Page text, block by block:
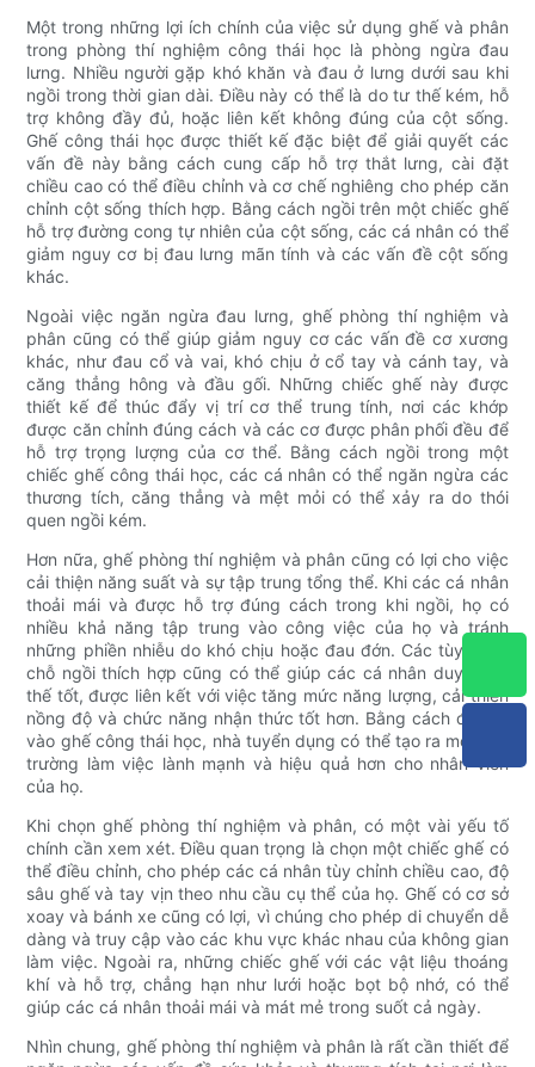
Một trong những lợi ích chính của việc sử dụng ghế và phân
trong phòng thí nghiệm công thái học là phòng ngừa đau
lưng. Nhiều người gặp khó khăn và đau ở lưng dưới sau khi
ngồi trong thời gian dài. Điều này có thể là do tư thế kém, hỗ
trợ không đầy đủ, hoặc liên kết không đúng của cột sống.
Ghế công thái học được thiết kế đặc biệt để giải quyết các
vấn đề này bằng cách cung cấp hỗ trợ thắt lưng, cài đặt
chiều cao có thể điều chỉnh và cơ chế nghiêng cho phép căn
chỉnh cột sống thích hợp. Bằng cách ngồi trên một chiếc ghế
hỗ trợ đường cong tự nhiên của cột sống, các cá nhân có thể
giảm nguy cơ bị đau lưng mãn tính và các vấn đề cột sống
khác.
Ngoài việc ngăn ngừa đau lưng, ghế phòng thí nghiệm và
phân cũng có thể giúp giảm nguy cơ các vấn đề cơ xương
khác, như đau cổ và vai, khó chịu ở cổ tay và cánh tay, và
căng thẳng hông và đầu gối. Những chiếc ghế này được
thiết kế để thúc đẩy vị trí cơ thể trung tính, nơi các khớp
được căn chỉnh đúng cách và các cơ được phân phối đều để
hỗ trợ trọng lượng của cơ thể. Bằng cách ngồi trong một
chiếc ghế công thái học, các cá nhân có thể ngăn ngừa các
thương tích, căng thẳng và mệt mỏi có thể xảy ra do thói
quen ngồi kém.
Hơn nữa, ghế phòng thí nghiệm và phân cũng có lợi cho việc
cải thiện năng suất và sự tập trung tổng thể. Khi các cá nhân
thoải mái và được hỗ trợ đúng cách trong khi ngồi, họ có
nhiều khả năng tập trung vào công việc của họ và tránh
những phiền nhiễu do khó chịu hoặc đau đớn. Các tùy chọn
chỗ ngồi thích hợp cũng có thể giúp các cá nhân duy trì tư
thế tốt, được liên kết với việc tăng mức năng lượng, cải thiện
nồng độ và chức năng nhận thức tốt hơn. Bằng cách đầu tư
vào ghế công thái học, nhà tuyển dụng có thể tạo ra một môi
trường làm việc lành mạnh và hiệu quả hơn cho nhân viên
của họ.
Khi chọn ghế phòng thí nghiệm và phân, có một vài yếu tố
chính cần xem xét. Điều quan trọng là chọn một chiếc ghế có
thể điều chỉnh, cho phép các cá nhân tùy chỉnh chiều cao, độ
sâu ghế và tay vịn theo nhu cầu cụ thể của họ. Ghế có cơ sở
xoay và bánh xe cũng có lợi, vì chúng cho phép di chuyển dễ
dàng và truy cập vào các khu vực khác nhau của không gian
làm việc. Ngoài ra, những chiếc ghế với các vật liệu thoáng
khí và hỗ trợ, chẳng hạn như lưới hoặc bọt bộ nhớ, có thể
giúp các cá nhân thoải mái và mát mẻ trong suốt cả ngày.
Nhìn chung, ghế phòng thí nghiệm và phân là rất cần thiết để